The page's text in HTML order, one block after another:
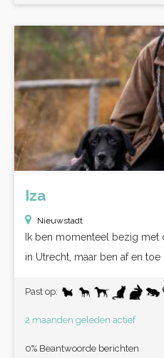
Iza
Nieuwstadt
Ik ben momenteel bezig
in Utrecht, maar ben af en toe
Past op:
2 maanden geleden actief
0% Beantwoorde berichten